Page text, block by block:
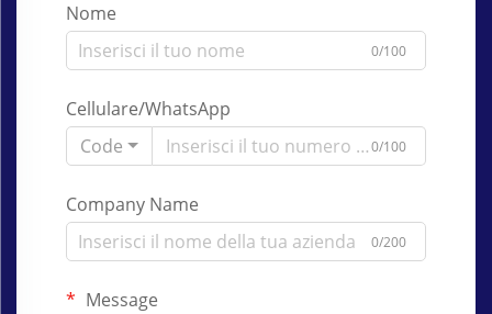
Nome
0/100
Cellulare/WhatsApp
Code
0/100
Company Name
0/200
Message